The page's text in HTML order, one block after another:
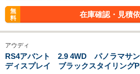
無
料
在庫確認・見積
アウディ
RS4アバント 2.9 4WD パノラマサ
ディスプレイ ブラックスタイリング